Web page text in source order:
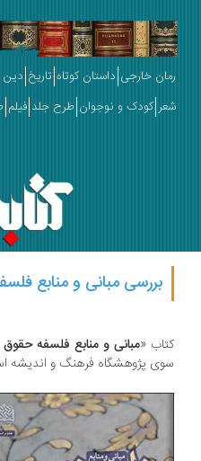
خارجی داستان کوتاه تاریخ دین و
کودک و نوجوان طرح جلد فیلم طنز
بررسی مبانی و منابع فلسفه
مبانی و منابع فلسفه حقوق در
پژوهشگاه فرهنگ و اندیشه